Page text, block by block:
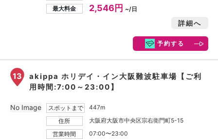
最大料金
2,546円 ~/日
詳細へ
予約する
13
akippa ホリデイ・イン大阪難波駐車場【ご利
用時間:7:00～23:00】
スポットまで
447m
住所
大阪府大阪市中央区宗右衛門町5-15
営業時間
07:00〜23:00
No Image